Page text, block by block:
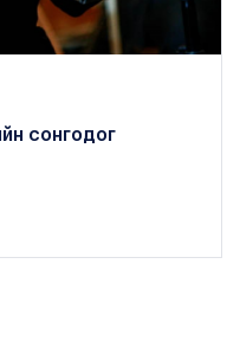
сонгодог